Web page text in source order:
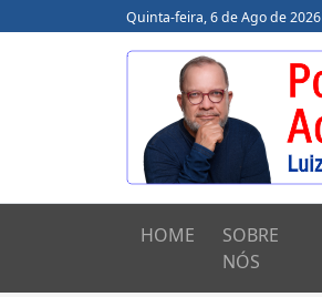
Quinta-feira, 6 de Ago de 2026
HOME
SOBRE
NÓS